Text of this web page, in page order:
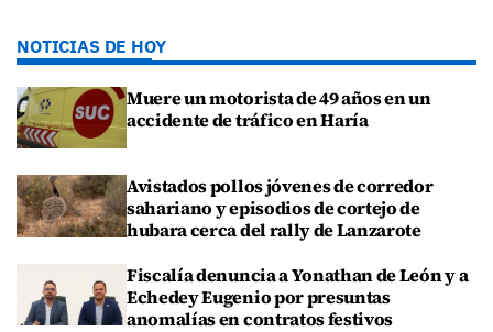
NOTICIAS DE HOY
Muere un motorista de 49 años en un
accidente de tráfico en Haría
Avistados pollos jóvenes de corredor
sahariano y episodios de cortejo de
hubara cerca del rally de Lanzarote
Fiscalía denuncia a Yonathan de León y a
Echedey Eugenio por presuntas
anomalías en contratos festivos